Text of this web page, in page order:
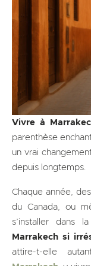
Vivre à
parenthèse
un vrai
depuis longtemps.
Chaque année,
du Canada, ou
s’installer dans
Marrakech si
attire-t-elle